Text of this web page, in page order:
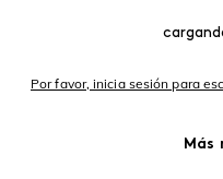
Por favor, inicia sesión para